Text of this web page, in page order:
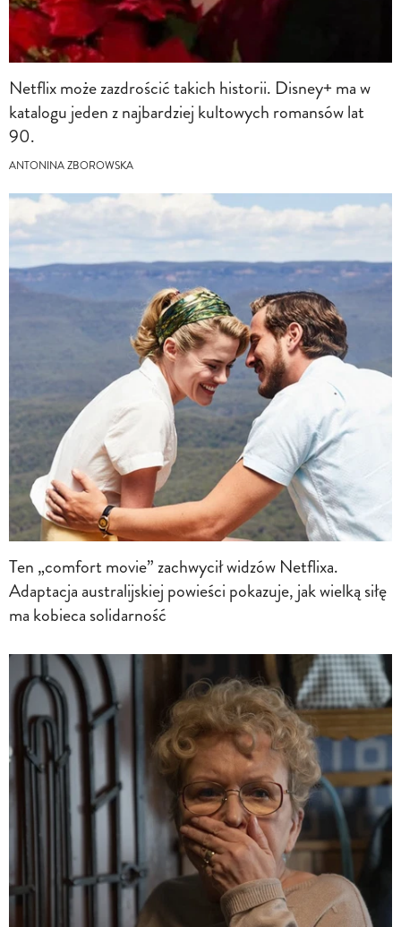
Netflix może zazdrościć takich historii. Disney+ ma w
katalogu jeden z najbardziej kultowych romansów lat
90.
ANTONINA ZBOROWSKA
Ten „comfort movie” zachwycił widzów Netflixa.
Adaptacja australijskiej powieści pokazuje, jak wielką siłę
ma kobieca solidarność